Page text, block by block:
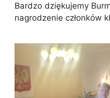
Bardzo dziękujemy
nagrodzenie członków